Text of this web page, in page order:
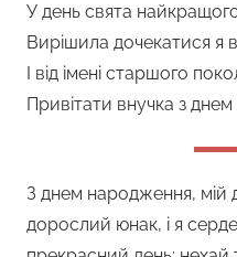
У день свята
Вирішила дочекатися я
І від імені старшого
Привітати внучка з
З днем народження, мій
дорослий юнак, і я